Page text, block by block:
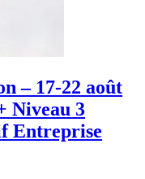
– 17-22 août
Niveau 3
Entreprise